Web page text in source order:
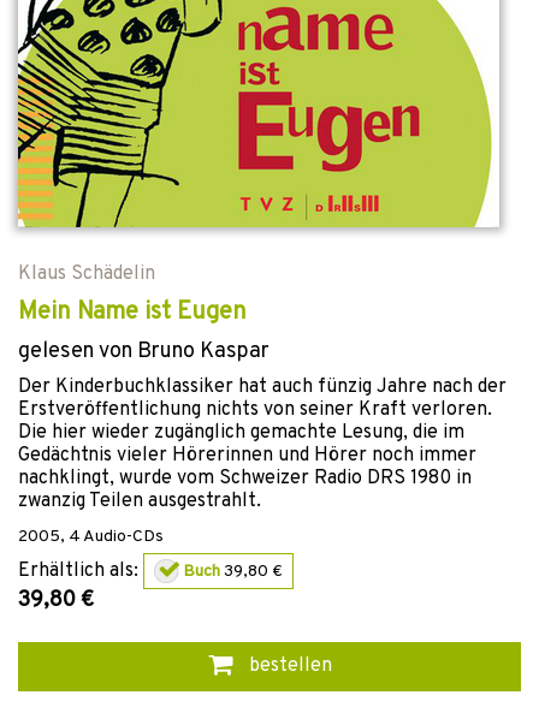
Klaus Schädelin
Mein Name ist Eugen
gelesen von Bruno Kaspar
Der Kinderbuchklassiker hat auch fünzig Jahre nach der
Erstveröffentlichung nichts von seiner Kraft verloren.
Die hier wieder zugänglich gemachte Lesung, die im
Gedächtnis vieler Hörerinnen und Hörer noch immer
nachklingt, wurde vom Schweizer Radio DRS 1980 in
zwanzig Teilen ausgestrahlt.
2005, 4 Audio-CDs
Erhältlich als: Buch39,80 €
39,80 €
bestellen